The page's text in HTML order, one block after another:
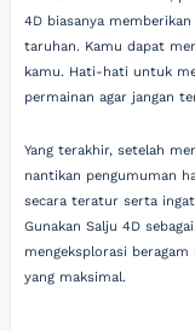
4D biasanya
taruhan. Kamu dapat
kamu. Hati-hati untuk
permainan agar jangan
Yang terakhir, setelah
nantikan pengumuman
secara teratur serta
Gunakan Salju 4D
mengeksplorasi
yang maksimal.